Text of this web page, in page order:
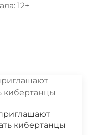
12+
кибертанцы